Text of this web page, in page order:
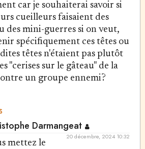
car je souhaiterai savoir si
cueilleurs faisaient des
des mini-guerres si on veut,
spécifiquement ces têtes ou
têtes n'étaient pas plutôt
"cerises sur le gâteau" de la
un groupe ennemi?
Darmangeat
20 décembre, 2024 10:32
mettez le